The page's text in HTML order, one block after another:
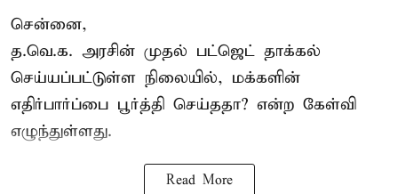
சென்னை,
த.வெ.க. அரசின் முதல் பட்ஜெட் தாக்கல்
செய்யப்பட்டுள்ள நிலையில், மக்களின்
எதிர்பார்ப்பை பூர்த்தி செய்ததா? என்ற கேள்வி
எழுந்துள்ளது.
Read More